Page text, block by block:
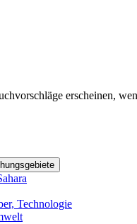
erscheinen,
Technologie